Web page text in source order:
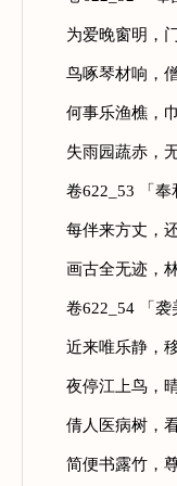
为爱晚窗明，门
鸟啄琴材响，僧
何事乐渔樵，巾
失雨园蔬赤，无
卷622_53 「奉
每伴来方丈，还
画古全无迹，林
卷622_54 「袭
近来唯乐静，移
夜停江上鸟，晴
倩人医病树，看
简便书露竹，尊